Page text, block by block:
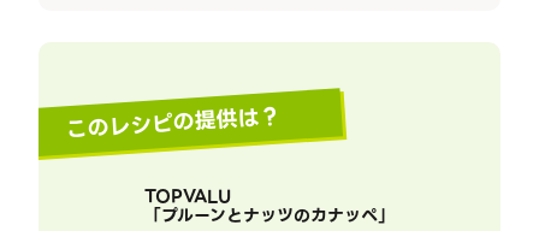
このレシピの提供は？
TOPVALU
「プルーンとナッツのカナッペ」